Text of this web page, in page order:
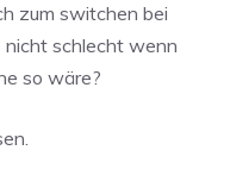
zum switchen bei
nicht schlecht wenn
so wäre?